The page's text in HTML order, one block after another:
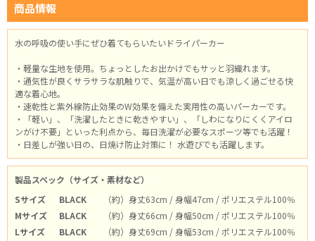
商品情報
水の呼吸の使い手にぜひ着てもらいたいドライパーカー
・軽量な生地を使用。ちょっとしたお出かけでもサッと羽織れます。
・通気性が良くサラサラな肌触りで、気温が高い日でも涼しく過ごせる快
適な着心地。
・速乾性と紫外線防止効果のW効果を備えた実用性の高いパーカーです。
・「軽い」、「洗濯したときに乾きやすい」、「しわになりにくくアイロ
ンがけ不要」といった利点から、毎日洗濯が必要なスポーツ等でも活躍！
・日差しが強い日の、日焼け防止対策に！ 水遊びでも活躍します。
製品スペック（サイズ・素材など）
Sサイズ
BLACK
（約）身丈63cm / 身幅47cm / ポリエステル100％
Mサイズ
BLACK
（約）身丈66cm / 身幅50cm / ポリエステル100％
Lサイズ
BLACK
（約）身丈69cm / 身幅53cm / ポリエステル100％